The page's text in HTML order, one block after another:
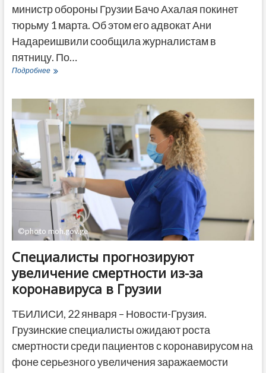
министр обороны Грузии Бачо Ахалая покинет
тюрьму 1 марта. Об этом его адвокат Ани
Надареишвили сообщила журналистам в
пятницу. По…
ПодробнееЭкс-
Грузии
Бачо
Ахалая
покинет
тюрьму
марте
©photo moh.gov.ge
Специалисты прогнозируют
увеличение смертности из-за
коронавируса в Грузии
ТБИЛИСИ, 22 января – Новости-Грузия.
Грузинские специалисты ожидают роста
смертности среди пациентов с коронавирусом на
фоне серьезного увеличения заражаемости